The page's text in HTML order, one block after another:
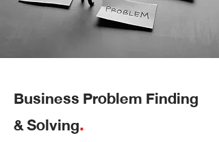
Business Problem Finding
& Solving.